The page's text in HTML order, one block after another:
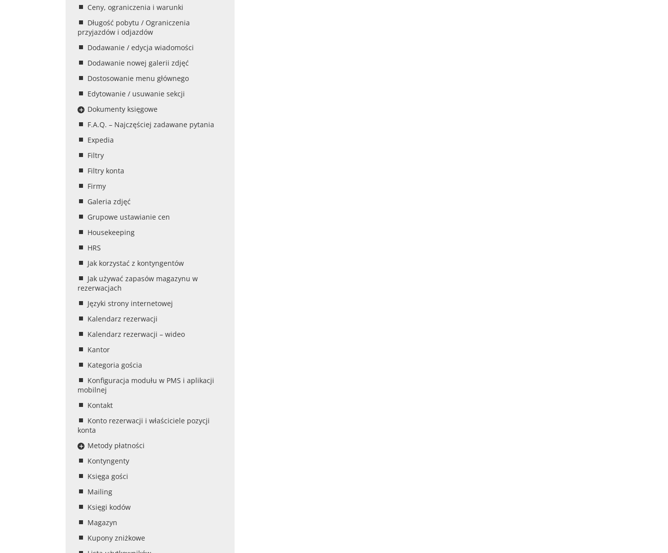
Ceny, ograniczenia i warunki
Długość pobytu / Ograniczenia
przyjazdów i odjazdów
Dodawanie / edycja wiadomości
Dodawanie nowej galerii zdjęć
Dostosowanie menu głównego
Edytowanie / usuwanie sekcji
Dokumenty księgowe
F.A.Q. – Najczęściej zadawane pytania
Expedia
Filtry
Filtry konta
Firmy
Galeria zdjęć
Grupowe ustawianie cen
Housekeeping
HRS
Jak korzystać z kontyngentów
Jak używać zapasów magazynu w
rezerwacjach
Języki strony internetowej
Kalendarz rezerwacji
Kalendarz rezerwacji – wideo
Kantor
Kategoria gościa
Konfiguracja modułu w PMS i aplikacji
mobilnej
Kontakt
Konto rezerwacji i właściciele pozycji
konta
Metody płatności
Kontyngenty
Księga gości
Mailing
Księgi kodów
Magazyn
Kupony zniżkowe